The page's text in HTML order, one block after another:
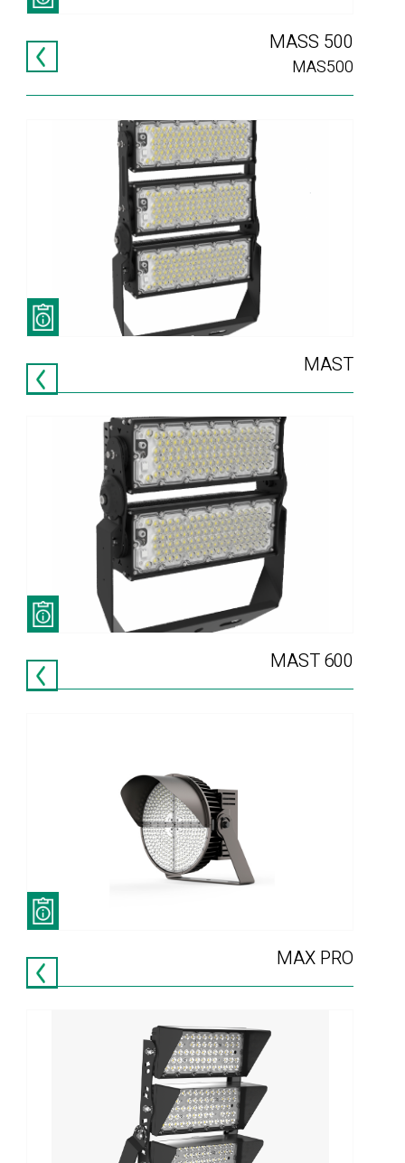
MASS 500
MAS500
MAST
MAST 600
MAX PRO